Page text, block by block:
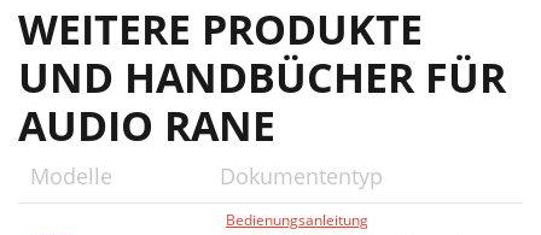
WEITERE PRODUKTE
UND HANDBÜCHER FÜR
AUDIO RANE
Modelle Dokumententyp
Bedienungsanleitung